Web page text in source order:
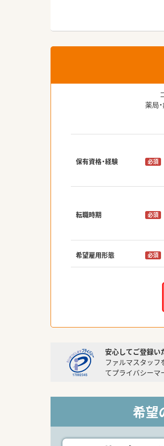
薬局
保有資格・経験 必須
転職時期 必須
希望雇用形態 必須
安心してご登録い
ファルマスタッフ
てプライバシーマ
希望